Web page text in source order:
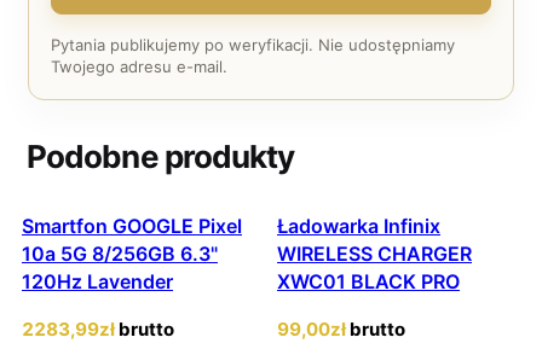
Pytania publikujemy po weryfikacji. Nie udostępniamy
Twojego adresu e-mail.
Podobne produkty
Smartfon GOOGLE Pixel
10a 5G 8/256GB 6.3"
120Hz Lavender
2283,99zł brutto
Ładowarka Infinix
WIRELESS CHARGER
XWC01 BLACK PRO
99,00zł brutto